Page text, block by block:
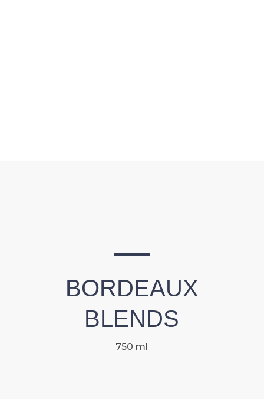
BORDEAUX
BLENDS
750 ml